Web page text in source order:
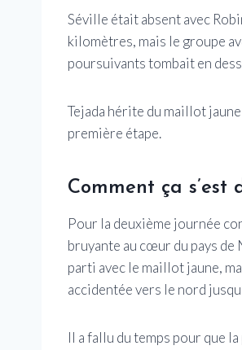
Séville était absent avec
kilomètres, mais le groupe
poursuivants tombait en
Tejada hérite du maillot
première étape.
Comment ça s’est
Pour la deuxième journée
bruyante au cœur du pays
parti avec le maillot jaune,
accidentée vers le nord
Il a fallu du temps pour que